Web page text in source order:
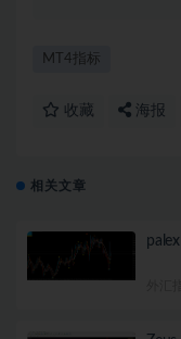
MT4指标
收藏 海报
相关文章